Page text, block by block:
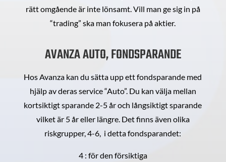
rätt omgående är inte lönsamt. Vill man ge sig in på
“trading” ska man fokusera på aktier.
AVANZA AUTO, FONDSPARANDE
Hos Avanza kan du sätta upp ett fondsparande med
hjälp av deras service “Auto”. Du kan välja mellan
kortsiktigt sparande 2-5 år och långsiktigt sparande
vilket är 5 år eller längre. Det finns även olika
riskgrupper, 4-6, i detta fondsparandet:
4 : för den försiktiga